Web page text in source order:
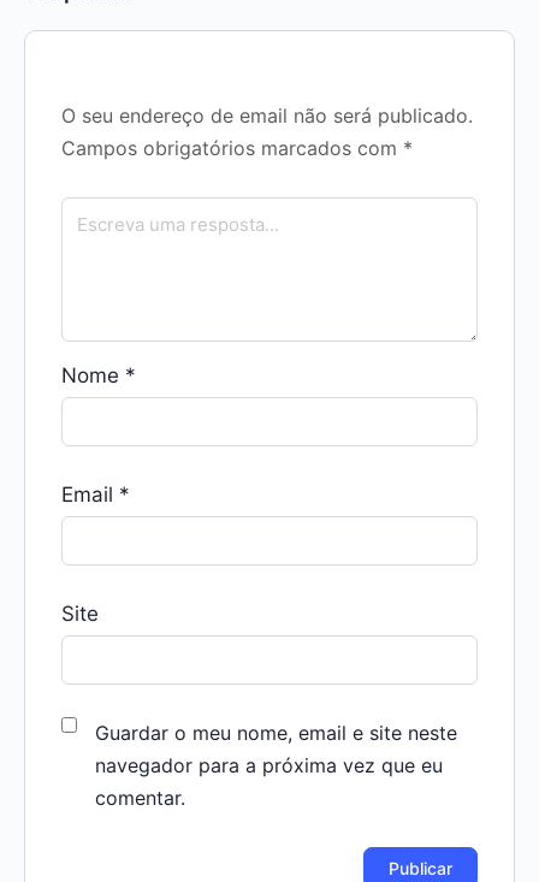
O seu endereço de email não será publicado.
Campos obrigatórios marcados com *
Nome *
Email *
Site
Guardar o meu nome, email e site neste
navegador para a próxima vez que eu
comentar.